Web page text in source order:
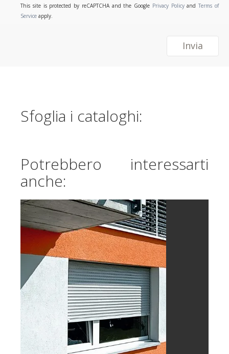
This site is protected by reCAPTCHA and the Google Privacy PolicyandTerms of
Service apply.
Invia
Sfoglia i cataloghi:
Potrebbero interessarti
anche: